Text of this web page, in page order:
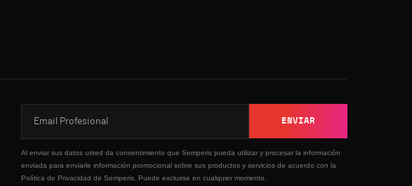
Al enviar sus datos usted da consentimiento que Semperis pueda utilizar y procesar la información
enviada para enviarle información promocional sobre sus productos y servicios de acuerdo con la
Política de Privacidad de Semperis. Puede excluirse en cualquier momento.
ENVIAR